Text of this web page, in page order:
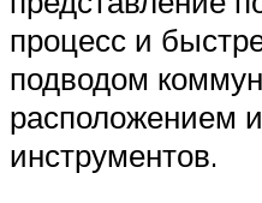
процесс и
подводом
расположением
инструментов.